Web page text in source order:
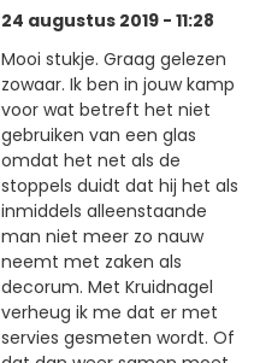
24 augustus 2019 - 11:28
Mooi stukje. Graag gelezen
zowaar. Ik ben in jouw kamp
voor wat betreft het niet
gebruiken van een glas
omdat het net als de
stoppels duidt dat hij het als
inmiddels alleenstaande
man niet meer zo nauw
neemt met zaken als
decorum. Met Kruidnagel
verheug ik me dat er met
servies gesmeten wordt. Of